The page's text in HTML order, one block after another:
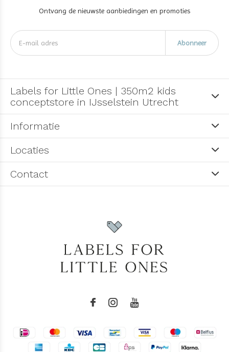
Ontvang de nieuwste aanbiedingen en promoties
Abonneer
Labels for Little Ones | 350m2 kids
conceptstore in IJsselstein Utrecht
Informatie
Locaties
Contact